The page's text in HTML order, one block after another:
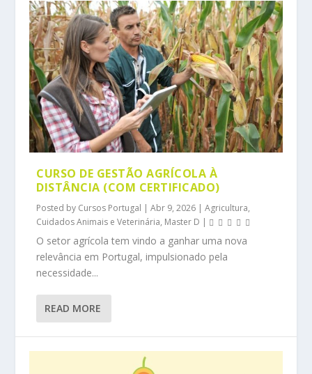
CURSO DE GESTÃO AGRÍCOLA À
DISTÂNCIA (COM CERTIFICADO)
Posted by Cursos Portugal |Abr 9, 2026 |Agricultura,
Cuidados Animais e Veterinária, Master D |
O setor agrícola tem vindo a ganhar uma nova
relevância em Portugal, impulsionado pela
necessidade...
READ MORE